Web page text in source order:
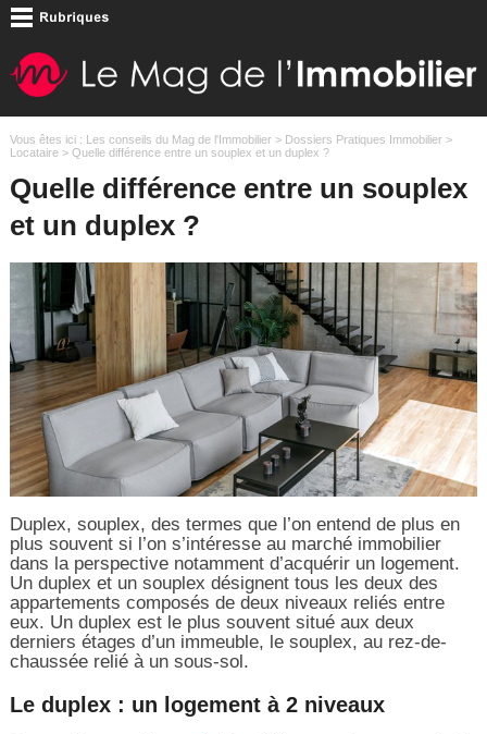
Vous êtes ici : Les conseils du Mag de l'Immobilier> Dossiers Pratiques Immobilier>
Locataire> Quelle différence entre un souplex et un duplex ?
Quelle différence entre un souplex
et un duplex ?
Duplex, souplex, des termes que l’on entend de plus en
plus souvent si l’on s’intéresse au marché immobilier
dans la perspective notamment d’acquérir un logement.
Un duplex et un souplex désignent tous les deux des
appartements composés de deux niveaux reliés entre
eux. Un duplex est le plus souvent situé aux deux
derniers étages d’un immeuble, le souplex, au rez-de-
chaussée relié à un sous-sol.
Le duplex : un logement à 2 niveaux